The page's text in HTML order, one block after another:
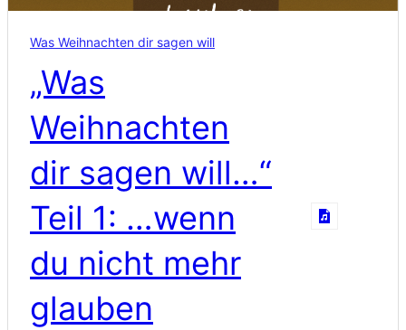
Was Weihnachten dir sagen will
„Was
Weihnachten
dir sagen will…“
Teil 1: …wenn
du nicht mehr
glauben